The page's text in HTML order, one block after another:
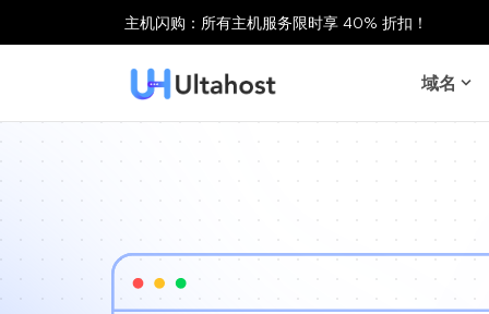
主机闪购：所有主机服务限时享 40% 折扣！
域名